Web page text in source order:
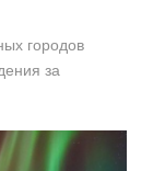
городов
за